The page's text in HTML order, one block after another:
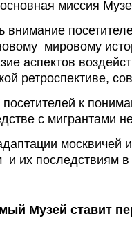
миссия
внимание
мировому
аспектов
ретроспективе,
посетителей к
с мигрантами
москвичей
и их последствиям
Музей ставит